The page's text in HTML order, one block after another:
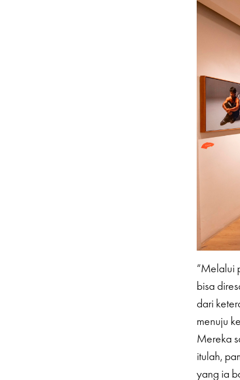
“Melalui
bisa
dari
menuju
Mereka
itulah,
yang ia